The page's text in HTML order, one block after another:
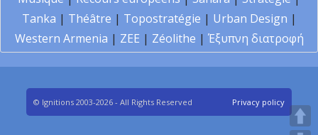
Tanka | Théâtre | Topostratégie | Urban Design |
Western Armenia | ZEE | Zéolithe | Έξυπνη διατροφή
© Ignitions 2003-2026 - All Rights Reserved Privacy policy